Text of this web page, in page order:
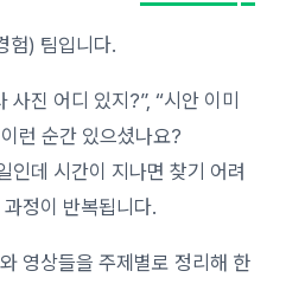
험) 팀입니다.
사진 어디 있지?”, “시안 이미
런 순간 있으셨나요?
인데 시간이 지나면 찾기 어려
정이 반복됩니다.
영상들을 주제별로 정리해 한